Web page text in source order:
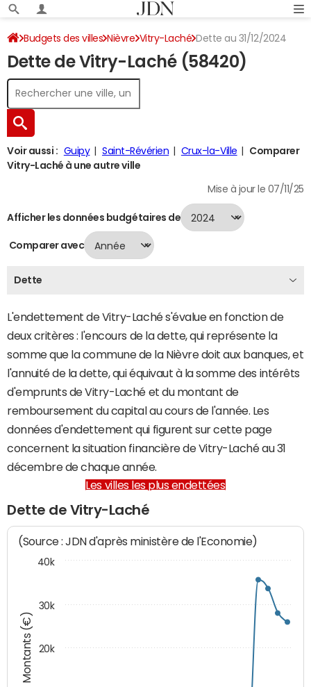
Budgets des villes Nièvre Vitry-Laché Dette au 31/12/2024
Dette de Vitry-Laché (58420)
Voir aussi : Guipy Saint-Révérien Crux-la-Ville
Comparer
Vitry-Laché à une autre ville
Mise à jour le 07/11/25
Afficher les données budgétaires de
Comparer avec
Dette
L'endettement de Vitry-Laché s'évalue en fonction de
deux critères : l'encours de la dette, qui représente la
somme que la commune de la Nièvre doit aux banques, et
l'annuité de la dette, qui équivaut à la somme des intérêts
d'emprunts de Vitry-Laché et du montant de
remboursement du capital au cours de l'année. Les
données d'endettement qui figurent sur cette page
concernent la situation financière de Vitry-Laché au 31
décembre de chaque année.
Les villes les plus endettées
Dette de Vitry-Laché
Montants (€)
(Source : JDN d'après ministère de l'Economie)
20k
30k
40k